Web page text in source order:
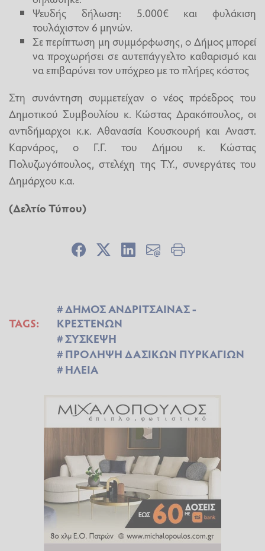
Ψευδής δήλωση: 5.000€ και φυλάκιση
τουλάχιστον 6 μηνών.
Σε περίπτωση μη συμμόρφωσης, ο Δήμος μπορεί
να προχωρήσει σε αυτεπάγγελτο καθαρισμό και
να επιβαρύνει τον υπόχρεο με το πλήρες κόστος
Στη συνάντηση συμμετείχαν ο νέος πρόεδρος του
Δημοτικού Συμβουλίου κ. Κώστας Δρακόπουλος, οι
αντιδήμαρχοι κ.κ. Αθανασία Κουσκουρή και Αναστ.
Καρνάρος, ο Γ.Γ. του Δήμου κ. Κώστας
Πολυζωγόπουλος, στελέχη της Τ.Υ., συνεργάτες του
Δημάρχου κ.α.
(Δελτίο Τύπου)
TAGS:
ΔΗΜΟΣ ΑΝΔΡΙΤΣΑΙΝΑΣ -
ΚΡΕΣΤΕΝΩΝ
ΣΥΣΚΕΨΗ
ΠΡΟΛΗΨΗ ΔΑΣΙΚΩΝ ΠΥΡΚΑΓΙΩΝ
ΗΛΕΙΑ